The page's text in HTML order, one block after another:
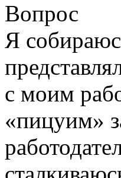
Вопрос
Я
с моим
«пицуим»